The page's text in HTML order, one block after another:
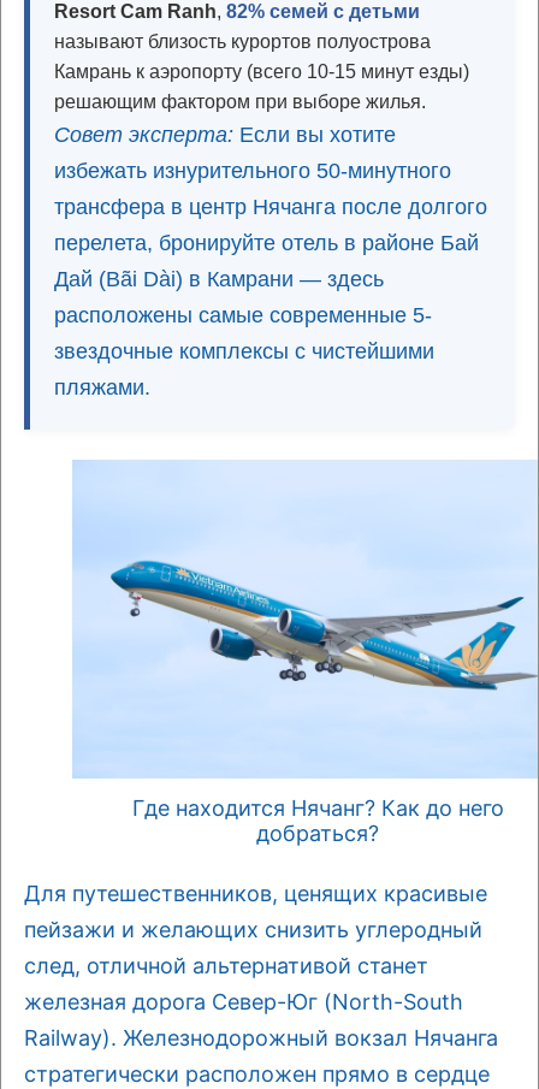
Resort Cam Ranh, 82% семей с детьми
называют близость курортов полуострова
Камрань к аэропорту (всего 10-15 минут езды)
решающим фактором при выборе жилья.
Совет эксперта: Если вы хотите
избежать изнурительного 50-минутного
трансфера в центр Нячанга после долгого
перелета, бронируйте отель в районе Бай
Дай (Bãi Dài) в Камрани — здесь
расположены самые современные 5-
звездочные комплексы с чистейшими
пляжами.
Где находится Нячанг? Как до него
добраться?
Для путешественников, ценящих красивые
пейзажи и желающих снизить углеродный
след, отличной альтернативой станет
железная дорога Север-Юг (North-South
Railway). Железнодорожный вокзал Нячанга
стратегически расположен прямо в сердце